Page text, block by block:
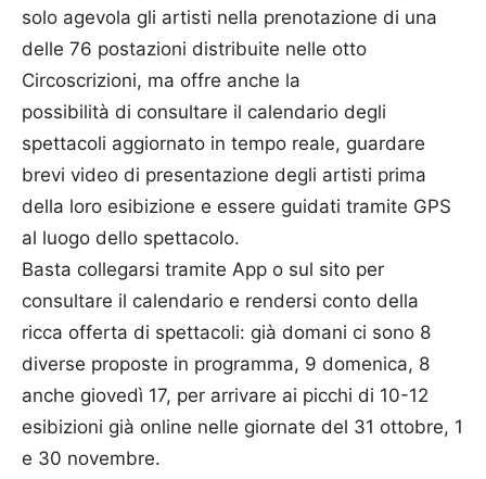
solo agevola gli artisti nella prenotazione di una
delle 76 postazioni distribuite nelle otto
Circoscrizioni, ma offre anche la
possibilità di consultare il calendario degli
spettacoli aggiornato in tempo reale, guardare
brevi video di presentazione degli artisti prima
della loro esibizione e essere guidati tramite GPS
al luogo dello spettacolo.
Basta collegarsi tramite App o sul sito per
consultare il calendario e rendersi conto della
ricca offerta di spettacoli: già domani ci sono 8
diverse proposte in programma, 9 domenica, 8
anche giovedì 17, per arrivare ai picchi di 10-12
esibizioni già online nelle giornate del 31 ottobre, 1
e 30 novembre.